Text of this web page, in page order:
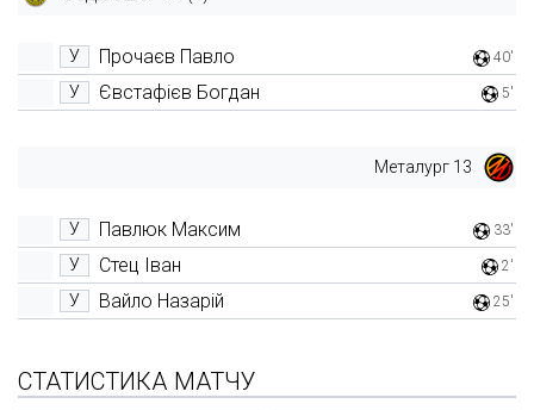
У Прочаєв Павло 40'
У Євстафієв Богдан 5'
Металург 13
У Павлюк Максим 33'
У Стец Іван 2'
У Вайло Назарій 25'
СТАТИСТИКА МАТЧУ